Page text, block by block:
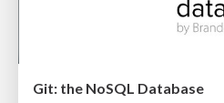
Git: the NoSQL Database